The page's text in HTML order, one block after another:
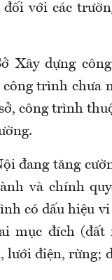
đối với các
Xây dựng
trình chưa
công trình
đang tăng
và chính
có dấu hiệu
mục đích
lưới điện, rừng;